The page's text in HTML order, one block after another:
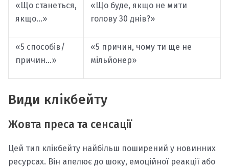
«Що станеться,
якщо…»
«Що буде, якщо не мити
голову 30 днів?»
«5 способів/
причин…»
«5 причин, чому ти ще не
мільйонер»
Види клікбейту
Жовта преса та сенсації
Цей тип клікбейту найбільш поширений у новинних
ресурсах. Він апелює до шоку, емоційної реакції або